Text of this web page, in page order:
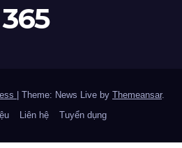
365
| Theme: News Live by Themeansar.
Liên hệ Tuyển dụng